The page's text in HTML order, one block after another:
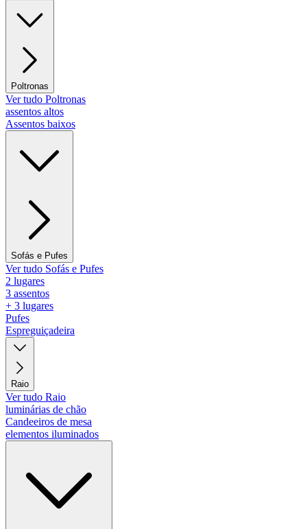
Poltronas
Ver tudo Poltronas
assentos altos
Assentos baixos
Sofás e Pufes
Ver tudo Sofás e Pufes
2 lugares
3 assentos
+ 3 lugares
Pufes
Espreguiçadeira
Raio
Ver tudo Raio
luminárias de chão
Candeeiros de mesa
elementos iluminados